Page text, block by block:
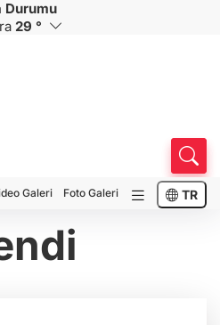
CAD
33,9563
Durumu
29 °
Galeri Foto Galeri TR